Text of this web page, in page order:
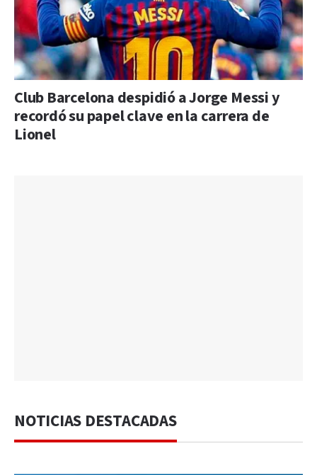
Club Barcelona despidió a Jorge Messi y
recordó su papel clave en la carrera de
Lionel
NOTICIAS DESTACADAS